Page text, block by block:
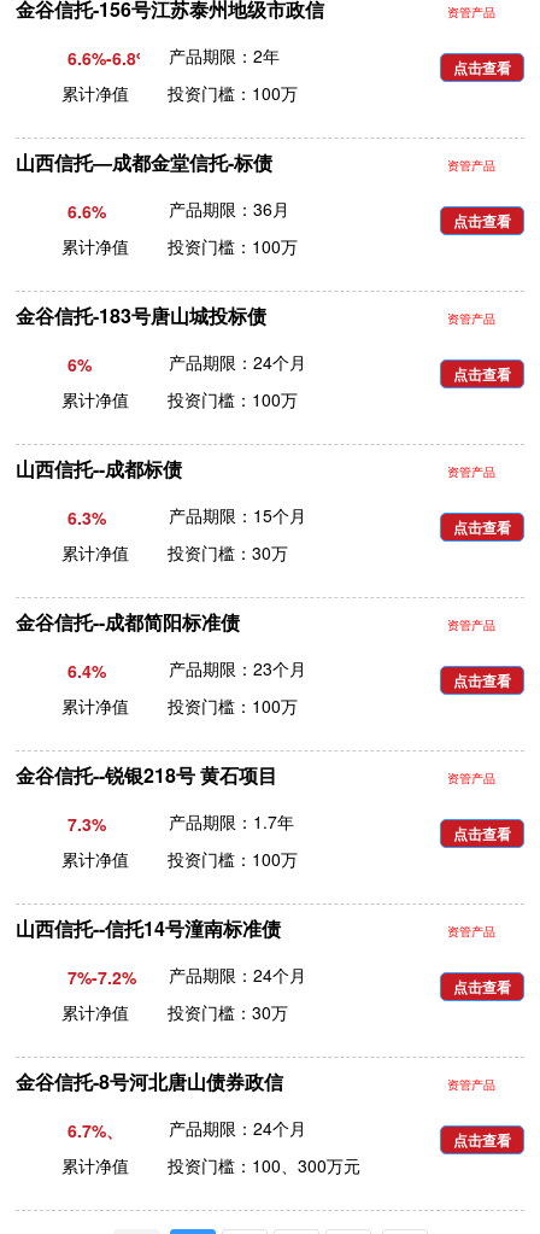
金谷信托-156号江苏泰州地级市政信 资管产品
6.6%-6.8%产品期限：2年
累计净值 投资门槛：100万
点击查看
山西信托—成都金堂信托-标债 资管产品
6.6%
产品期限：36月
累计净值 投资门槛：100万
点击查看
金谷信托-183号唐山城投标债 资管产品
6%
产品期限：24个月
累计净值 投资门槛：100万
点击查看
山西信托--成都标债 资管产品
6.3%
产品期限：15个月
累计净值 投资门槛：30万
点击查看
金谷信托--成都简阳标准债 资管产品
6.4%
产品期限：23个月
累计净值 投资门槛：100万
点击查看
金谷信托--锐银218号 黄石项目 资管产品
7.3%
产品期限：1.7年
累计净值 投资门槛：100万
点击查看
山西信托--信托14号潼南标准债 资管产品
7%-7.2%
产品期限：24个月
累计净值 投资门槛：30万
点击查看
金谷信托-8号河北唐山债券政信 资管产品
6.7%、
6.8%
产品期限：24个月
累计净值 投资门槛：100、300万元
点击查看